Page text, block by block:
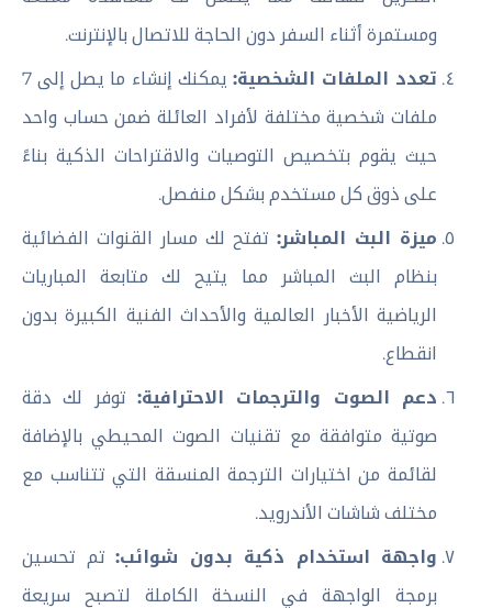
ومستمرة أثناء السفر دون الحاجة للاتصال بالإنترنت.
تعدد الملفات الشخصية:
يمكنك إنشاء ما يصل إلى 7
ملفات شخصية مختلفة لأفراد العائلة ضمن حساب واحد
حيث يقوم بتخصيص التوصيات والاقتراحات الذكية بناءً
على ذوق كل مستخدم بشكل منفصل.
ميزة البث المباشر: تفتح لك مسار القنوات الفضائية
بنظام البث المباشر مما يتيح لك متابعة المباريات
الرياضية الأخبار العالمية والأحداث الفنية الكبيرة بدون
انقطاع.
دعم الصوت والترجمات الاحترافية: توفر لك دقة
صوتية متوافقة مع تقنيات الصوت المحيطي بالإضافة
لقائمة من اختيارات الترجمة المنسقة التي تتناسب مع
مختلف شاشات الأندرويد.
واجهة استخدام ذكية بدون شوائب: تم تحسين
برمجة الواجهة في النسخة الكاملة لتصبح سريعة